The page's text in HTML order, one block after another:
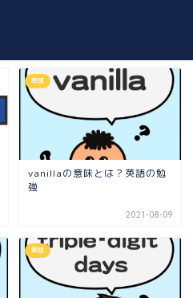
単語
vanillaの意味とは？英語の勉
強
2021-08-09
単語